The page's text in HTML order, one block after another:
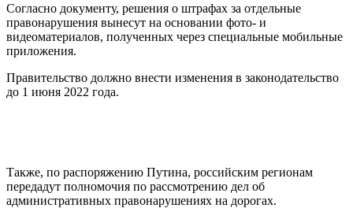
Согласно документу, решения о штрафах за отдельные
правонарушения вынесут на основании фото- и
видеоматериалов, полученных через специальные мобильные
приложения.
Правительство должно внести изменения в законодательство
до 1 июня 2022 года.
Также, по распоряжению Путина, российским регионам
передадут полномочия по рассмотрению дел об
административных правонарушениях на дорогах.